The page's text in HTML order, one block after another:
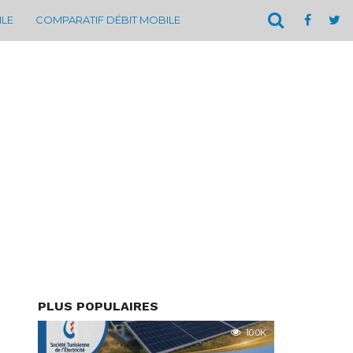
COMPARATIF DÉBIT MOBILE
PLUS POPULAIRES
10.0K